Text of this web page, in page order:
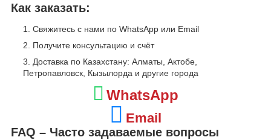
Как заказать:
Свяжитесь с нами по WhatsApp или Email
Получите консультацию и счёт
Доставка по Казахстану: Алматы, Актобе,
Петропавловск, Кызылорда и другие города
WhatsApp
Email
FAQ – Часто задаваемые вопросы